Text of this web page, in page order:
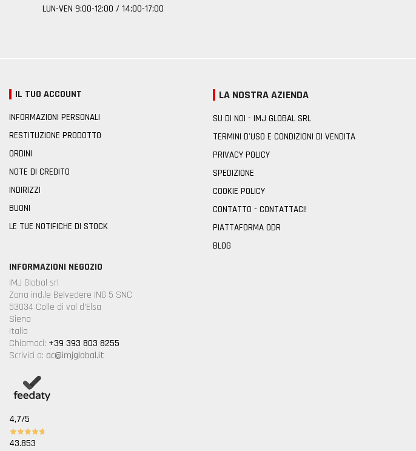
LUN-VEN 9:00-12:00 / 14:00-17:00
IL TUO ACCOUNT
INFORMAZIONI PERSONALI
RESTITUZIONE PRODOTTO
ORDINI
NOTE DI CREDITO
INDIRIZZI
BUONI
LE TUE NOTIFICHE DI STOCK
LA NOSTRA AZIENDA
SU DI NOI - IMJ GLOBAL SRL
TERMINI D'USO E CONDIZIONI DI VENDITA
PRIVACY POLICY
SPEDIZIONE
COOKIE POLICY
CONTATTO - CONTATTACI!
PIATTAFORMA ODR
BLOG
INFORMAZIONI NEGOZIO
IMJ Global srl
Zona ind.le Belvedere ING 5 SNC
53034 Colle di val d'Elsa
Siena
Italia
Chiamaci: +39 393 803 8255
Scrivici a: ac@imjglobal.it
4,7/5
43.853